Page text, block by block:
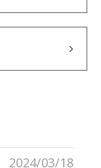
2024/03/18